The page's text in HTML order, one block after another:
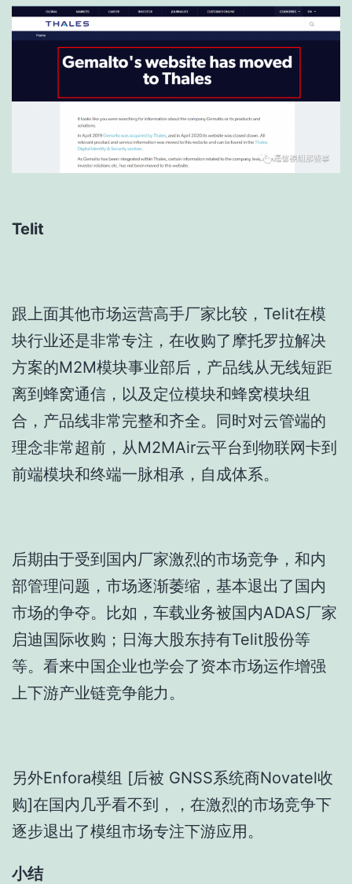
Telit
跟上面其他市场运营高手厂家比较，Telit在模
块行业还是非常专注，在收购了摩托罗拉解决
方案的M2M模块事业部后，产品线从无线短距
离到蜂窝通信，以及定位模块和蜂窝模块组
合，产品线非常完整和齐全。同时对云管端的
理念非常超前，从M2MAir云平台到物联网卡到
前端模块和终端一脉相承，自成体系。
后期由于受到国内厂家激烈的市场竞争，和内
部管理问题，市场逐渐萎缩，基本退出了国内
市场的争夺。比如，车载业务被国内ADAS厂家
启迪国际收购；日海大股东持有Telit股份等
等。看来中国企业也学会了资本市场运作增强
上下游产业链竞争能力。
另外Enfora模组 [后被 GNSS系统商Novatel收
购]在国内几乎看不到，，在激烈的市场竞争下
逐步退出了模组市场专注下游应用。
小结